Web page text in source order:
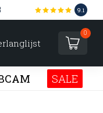
9.1
0
SALE